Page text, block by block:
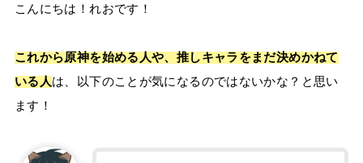
こんにちは！れおです！
これから原神を始める人や、推しキャラをまだ決めかねて
いる人は、以下のことが気になるのではないかな？と思い
ます！